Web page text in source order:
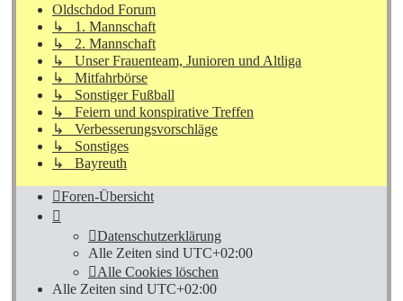
Oldschdod Forum
↳ 1. Mannschaft
↳ 2. Mannschaft
↳ Unser Frauenteam, Junioren und Altliga
↳ Mitfahrbörse
↳ Sonstiger Fußball
↳ Feiern und konspirative Treffen
↳ Verbesserungsvorschläge
↳ Sonstiges
↳ Bayreuth
Foren-Übersicht
Datenschutzerklärung
Alle Zeiten sind UTC+02:00
Alle Cookies löschen
Alle Zeiten sind UTC+02:00